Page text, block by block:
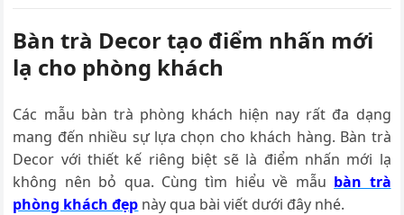
Bàn trà Decor tạo điểm nhấn mới
lạ cho phòng khách
Các mẫu bàn trà phòng khách hiện nay rất đa dạng
mang đến nhiều sự lựa chọn cho khách hàng. Bàn trà
Decor với thiết kế riêng biệt sẽ là điểm nhấn mới lạ
không nên bỏ qua. Cùng tìm hiểu về mẫu bàn trà
phòng khách đẹp này qua bài viết dưới đây nhé.